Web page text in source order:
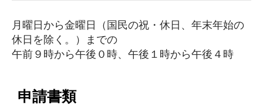
月曜日から金曜日（国民の祝・休日、年末年始の
休日を除く。）までの
午前９時から午後０時、午後１時から午後４時
申請書類